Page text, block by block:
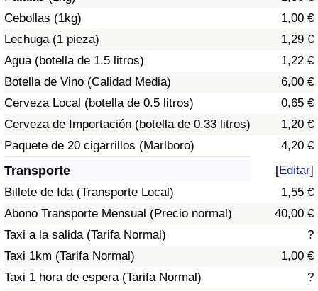
Cebollas (1kg)
1,00 €
Lechuga (1 pieza)
1,29 €
Agua (botella de 1.5 litros)
1,22 €
Botella de Vino (Calidad Media)
6,00 €
Cerveza Local (botella de 0.5 litros)
0,65 €
Cerveza de Importación (botella de 0.33 litros)
1,20 €
Paquete de 20 cigarrillos (Marlboro)
4,20 €
Transporte [Editar]
Billete de Ida (Transporte Local)
1,55 €
Abono Transporte Mensual (Precio normal)
40,00 €
Taxi a la salida (Tarifa Normal)
?
Taxi 1km (Tarifa Normal)
1,00 €
Taxi 1 hora de espera (Tarifa Normal)
?
Índice de Contaminación por País
Tráfico
Índice de Tráfico
Índice de Tráfico (Actual)
Índice de Tráfico por País